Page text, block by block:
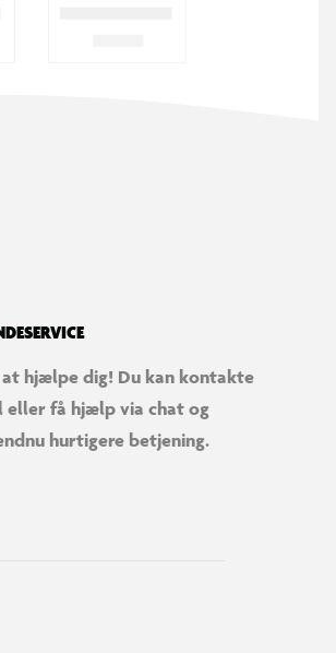
hjælpe dig! Du kan kontakte
eller få hjælp via chat og
hurtigere betjening.